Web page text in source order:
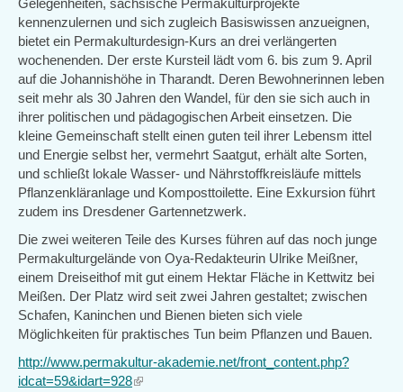
Gelegenheiten, sächsische Permakulturprojekte
kennenzulernen und sich zugleich Basiswissen anzueignen,
bietet ein Permakulturdesign-Kurs an drei verlängerten
wochenenden. Der erste Kursteil lädt vom 6. bis zum 9. April
auf die Johannishöhe in Tharandt. Deren Bewohnerinnen leben
seit mehr als 30 Jahren den Wandel, für den sie sich auch in
ihrer politischen und pädagogischen Arbeit einsetzen. Die
kleine Gemeinschaft stellt einen guten teil ihrer Lebensm ittel
und Energie selbst her, vermehrt Saatgut, erhält alte Sorten,
und schließt lokale Wasser- und Nährstoffkreisläufe mittels
Pflanzenkläranlage und Komposttoilette. Eine Exkursion führt
zudem ins Dresdener Gartennetzwerk.
Die zwei weiteren Teile des Kurses führen auf das noch junge
Permakulturgelände von Oya-Redakteurin Ulrike Meißner,
einem Dreiseithof mit gut einem Hektar Fläche in Kettwitz bei
Meißen. Der Platz wird seit zwei Jahren gestaltet; zwischen
Schafen, Kaninchen und Bienen bieten sich viele
Möglichkeiten für praktisches Tun beim Pflanzen und Bauen.
http://www.permakultur-akademie.net/front_content.php?
idcat=59&idart=928(link